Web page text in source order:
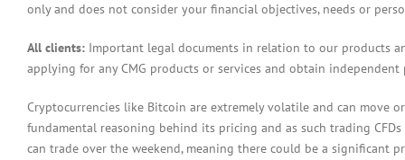
only and does not consider your financial objectives, needs or
All clients: Important legal documents in relation to our products
applying for any CMG products or services and obtain independent
Cryptocurrencies like Bitcoin are extremely volatile and can
fundamental reasoning behind its pricing and as such trading
can trade over the weekend, meaning there could be a significant